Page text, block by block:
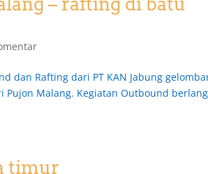
dan Rafting dari PT KAN Jabung
Pujon Malang. Kegiatan Outbound
timur